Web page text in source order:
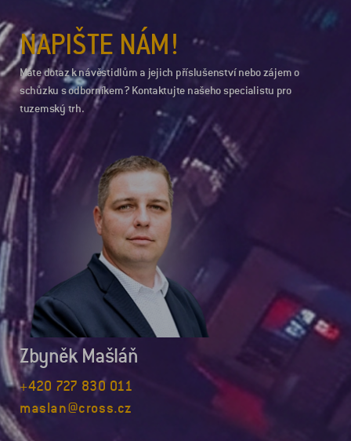
NAPIŠTE NÁM!
Máte dotaz k návěstidlům a jejich příslušenství nebo zájem o
schůzku s odborníkem? Kontaktujte našeho specialistu pro
tuzemský trh.
Zbyněk Mašláň
+420 727 830 011
maslan@cross.cz